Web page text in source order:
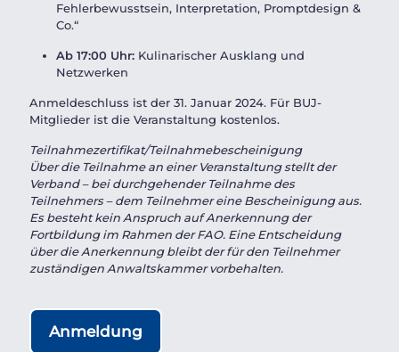
Fehlerbewusstsein, Interpretation, Promptdesign &
Co.“
Ab 17:00 Uhr: Kulinarischer Ausklang und
Netzwerken
Anmeldeschluss ist der 31. Januar 2024. Für BUJ-
Mitglieder ist die Veranstaltung kostenlos.
Teilnahmezertifikat/Teilnahmebescheinigung
Über die Teilnahme an einer Veranstaltung stellt der
Verband – bei durchgehender Teilnahme des
Teilnehmers – dem Teilnehmer eine Bescheinigung aus.
Es besteht kein Anspruch auf Anerkennung der
Fortbildung im Rahmen der FAO. Eine Entscheidung
über die Anerkennung bleibt der für den Teilnehmer
zuständigen Anwaltskammer vorbehalten.
Anmeldung